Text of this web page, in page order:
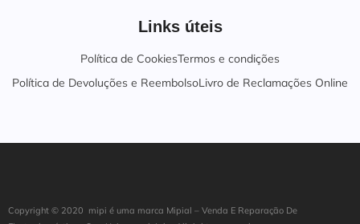
Links úteis
Política de CookiesTermos e condições
Política de Devoluções e ReembolsoLivro de Reclamações Online
Copyright © 2020 mipi é uma marca Mipial – Venda E Reparação De